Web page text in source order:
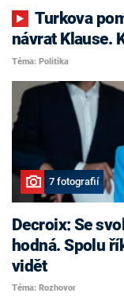
Turkova pomsta, nekonfliktní Havlíček i
návrat Klause.
Téma: Politika
7 fotografií
Decroix: Se
hodná. Spolu
vidět
Téma: Rozhovor